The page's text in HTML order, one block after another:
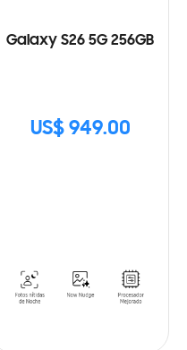
Galaxy S26 5G 256GB
US$ 949.00